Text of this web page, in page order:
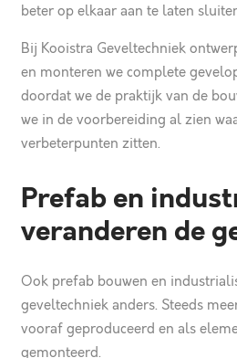
beter op elkaar aan te laten
Bij Kooistra Geveltechniek
en monteren we complete
doordat we de praktijk van de
we in de voorbereiding al zien
verbeterpunten zitten.
Prefab en
veranderen de
Ook prefab bouwen en
geveltechniek anders. Steeds
vooraf geproduceerd en als
gemonteerd.